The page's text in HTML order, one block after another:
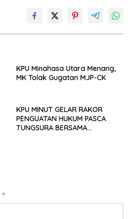
KPU Minahasa Utara Menang,
MK Tolak Gugatan MJP-CK
KPU MINUT GELAR RAKOR
PENGUATAN HUKUM PASCA
TUNGSURA BERSAMA
*